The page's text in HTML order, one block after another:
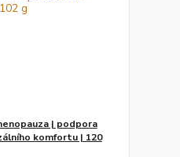
| podpora
komfortu | 120